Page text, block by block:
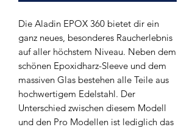
Die Aladin EPOX 360 bietet dir ein
ganz neues, besonderes Raucherlebnis
auf aller höchstem Niveau. Neben dem
schönen Epoxidharz-Sleeve und dem
massiven Glas bestehen alle Teile aus
hochwertigem Edelstahl. Der
Unterschied zwischen diesem Modell
und den Pro Modellen ist lediglich das